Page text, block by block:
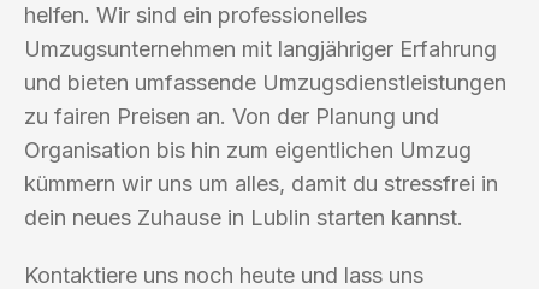
helfen. Wir sind ein professionelles
Umzugsunternehmen mit langjähriger Erfahrung
und bieten umfassende Umzugsdienstleistungen
zu fairen Preisen an. Von der Planung und
Organisation bis hin zum eigentlichen Umzug
kümmern wir uns um alles, damit du stressfrei in
dein neues Zuhause in Lublin starten kannst.
Kontaktiere uns noch heute und lass uns